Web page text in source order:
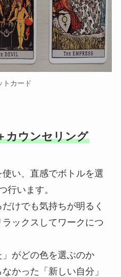
トカード
カウンセリング
い、直感でボトルを選
行います。
けでも気持ちが明るく
ックスしてワークにつ
」がどの色を選ぶのか
かった「新しい自分」